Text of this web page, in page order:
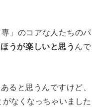
」のコアな人たちのパ
うが楽しいと思う んで
ると思うんですけど、
なくなっちゃいました